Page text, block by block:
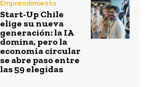
Emprendimiento
Start-Up Chile
elige su nueva
generación: la IA
domina, pero la
economía circular
se abre paso entre
las 59 elegidas